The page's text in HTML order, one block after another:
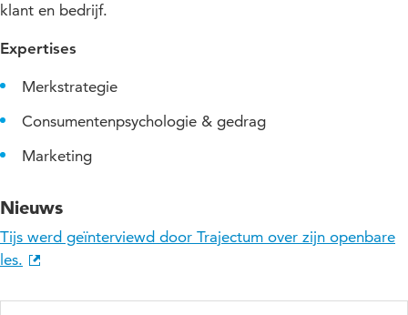
klant en bedrijf.
Expertises
Merkstrategie
Consumentenpsychologie & gedrag
Marketing
Nieuws
Tijs werd geïnterviewd door Trajectum over zijn openbare
les.